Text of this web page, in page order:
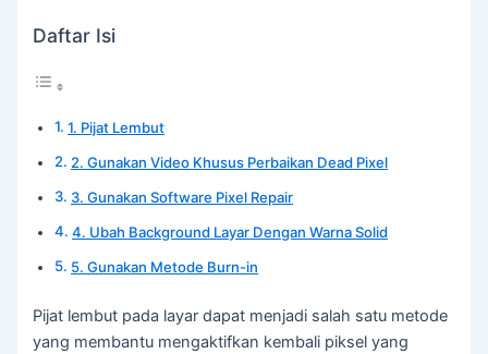
Daftar Isi
1. Pijat Lembut
2. Gunakan Video Khusus Perbaikan Dead Pixel
3. Gunakan Software Pixel Repair
4. Ubah Background Layar Dengan Warna Solid
5. Gunakan Metode Burn-in
Pijat lembut pada layar dapat menjadi salah satu metode
yang membantu mengaktifkan kembali piksel yang